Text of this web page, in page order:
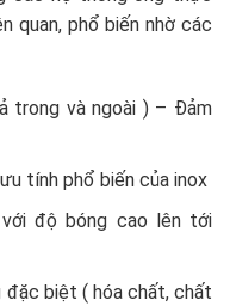
quan, phổ biến nhờ các
trong và ngoài ) – Đảm
tính phổ biến của inox
độ bóng cao lên tới
biệt ( hóa chất, chất